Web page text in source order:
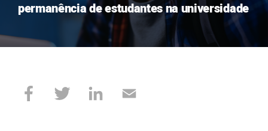
permanência de estudantes na universidade